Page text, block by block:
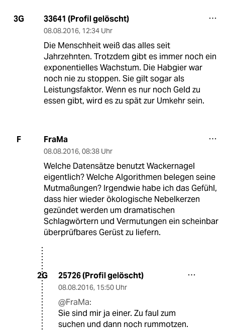
3G 33641 (Profil gelöscht)
08.08.2016, 12:34 Uhr
Die Menschheit weiß das alles seit
Jahrzehnten. Trotzdem gibt es immer noch ein
exponentielles Wachstum. Die Habgier war
noch nie zu stoppen. Sie gilt sogar als
Leistungsfaktor. Wenn es nur noch Geld zu
essen gibt, wird es zu spät zur Umkehr sein.
F FraMa
08.08.2016, 08:38 Uhr
Welche Datensätze benutzt Wackernagel
eigentlich? Welche Algorithmen belegen seine
Mutmaßungen? Irgendwie habe ich das Gefühl,
dass hier wieder ökologische Nebelkerzen
gezündet werden um dramatischen
Schlagwörtern und Vermutungen ein scheinbar
überprüfbares Gerüst zu liefern.
2G 25726 (Profil gelöscht)
08.08.2016, 15:50 Uhr
@FraMa:
Sie sind mir ja einer. Zu faul zum
suchen und dann noch rummotzen.